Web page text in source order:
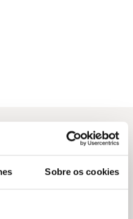
Sobre os cookies